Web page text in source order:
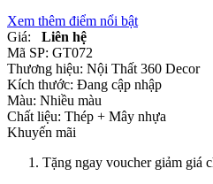
Xem thêm điểm nổi bật
Giá:
Liên hệ
Mã SP: GT072
Thương hiệu: Nội Thất 360 Decor
Kích thước: Đang cập nhập
Màu: Nhiều màu
Chất liệu: Thép + Mây nhựa
Khuyến mãi
Tặng ngay voucher giảm giá